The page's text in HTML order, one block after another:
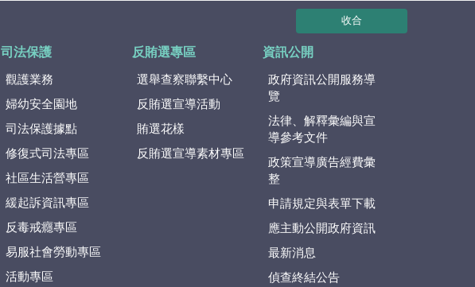
收合
司法保護
觀護業務
婦幼安全園地
司法保護據點
修復式司法專區
社區生活營專區
緩起訴資訊專區
反毒戒癮專區
易服社會勞動專區
活動專區
反賄選專區
選舉查察聯繫中心
反賄選宣導活動
賄選花樣
反賄選宣導素材專區
資訊公開
政府資訊公開服務導
覽
法律、解釋彙編與宣
導參考文件
政策宣導廣告經費彙
整
申請規定與表單下載
應主動公開政府資訊
最新消息
偵查終結公告